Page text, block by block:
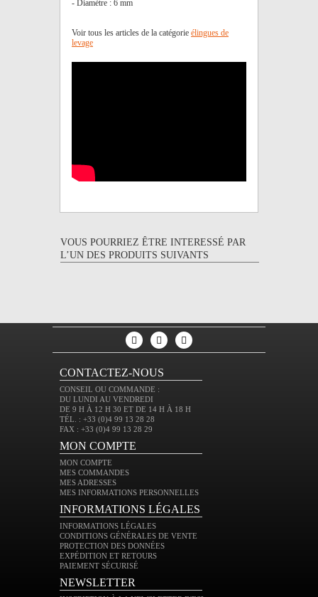
- Diamètre : 6 mm
Voir tous les articles de la catégorie élingues de
levage
VOUS POURRIEZ ÊTRE INTERESSÉ PAR
L’UN DES PRODUITS SUIVANTS
CONTACTEZ-NOUS
CONSEIL OU COMMANDE :
DU LUNDI AU VENDREDI
DE 9 H À 12 H 30 ET DE 14 H À 18 H
TÉL. : +33 (0)4 99 13 28 28
FAX : +33 (0)4 99 13 28 29
MON COMPTE
MON COMPTE
MES COMMANDES
MES ADRESSES
MES INFORMATIONS PERSONNELLES
INFORMATIONS LÉGALES
INFORMATIONS LÉGALES
CONDITIONS GÉNÉRALES DE VENTE
PROTECTION DES DONNÉES
EXPÉDITION ET RETOURS
PAIEMENT SÉCURISÉ
NEWSLETTER